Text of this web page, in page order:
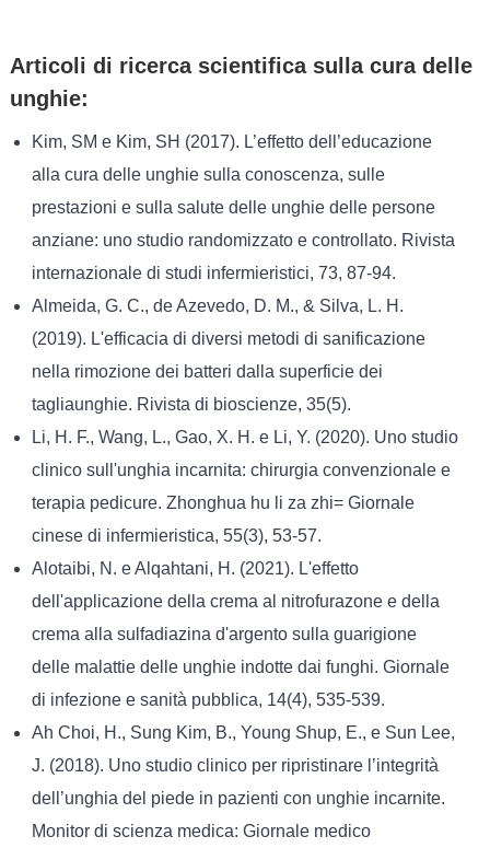
Articoli di ricerca scientifica sulla cura delle
unghie:
Kim, SM e Kim, SH (2017). L’effetto dell’educazione
alla cura delle unghie sulla conoscenza, sulle
prestazioni e sulla salute delle unghie delle persone
anziane: uno studio randomizzato e controllato. Rivista
internazionale di studi infermieristici, 73, 87-94.
Almeida, G. C., de Azevedo, D. M., & Silva, L. H.
(2019). L'efficacia di diversi metodi di sanificazione
nella rimozione dei batteri dalla superficie dei
tagliaunghie. Rivista di bioscienze, 35(5).
Li, H. F., Wang, L., Gao, X. H. e Li, Y. (2020). Uno studio
clinico sull'unghia incarnita: chirurgia convenzionale e
terapia pedicure. Zhonghua hu li za zhi= Giornale
cinese di infermieristica, 55(3), 53-57.
Alotaibi, N. e Alqahtani, H. (2021). L'effetto
dell'applicazione della crema al nitrofurazone e della
crema alla sulfadiazina d'argento sulla guarigione
delle malattie delle unghie indotte dai funghi. Giornale
di infezione e sanità pubblica, 14(4), 535-539.
Ah Choi, H., Sung Kim, B., Young Shup, E., e Sun Lee,
J. (2018). Uno studio clinico per ripristinare l’integrità
dell’unghia del piede in pazienti con unghie incarnite.
Monitor di scienza medica: Giornale medico